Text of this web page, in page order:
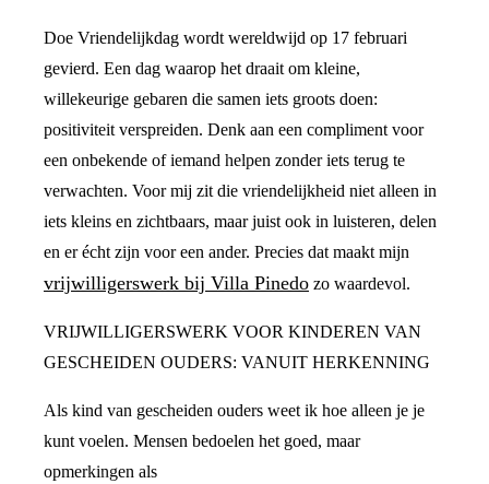
Doe Vriendelijkdag wordt wereldwijd op 17 februari
gevierd. Een dag waarop het draait om kleine,
willekeurige gebaren die samen iets groots doen:
positiviteit verspreiden. Denk aan een compliment voor
een onbekende of iemand helpen zonder iets terug te
verwachten. Voor mij zit die vriendelijkheid niet alleen in
iets kleins en zichtbaars, maar juist ook in luisteren, delen
en er écht zijn voor een ander. Precies dat maakt mijn
vrijwilligerswerk bij Villa Pinedo zo waardevol.
VRIJWILLIGERSWERK VOOR KINDEREN VAN
GESCHEIDEN OUDERS: VANUIT HERKENNING
Als kind van gescheiden ouders weet ik hoe alleen je je
kunt voelen. Mensen bedoelen het goed, maar
opmerkingen als